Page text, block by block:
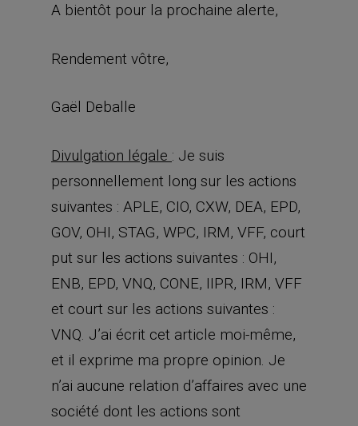
A bientôt pour la prochaine alerte,
Rendement vôtre,
Gaël Deballe
Divulgation légale : Je suis
personnellement long sur les actions
suivantes : APLE, CIO, CXW, DEA, EPD,
GOV, OHI, STAG, WPC, IRM, VFF, court
put sur les actions suivantes : OHI,
ENB, EPD, VNQ, CONE, IIPR, IRM, VFF
et court sur les actions suivantes :
VNQ. J’ai écrit cet article moi-même,
et il exprime ma propre opinion. Je
n’ai aucune relation d’affaires avec une
société dont les actions sont